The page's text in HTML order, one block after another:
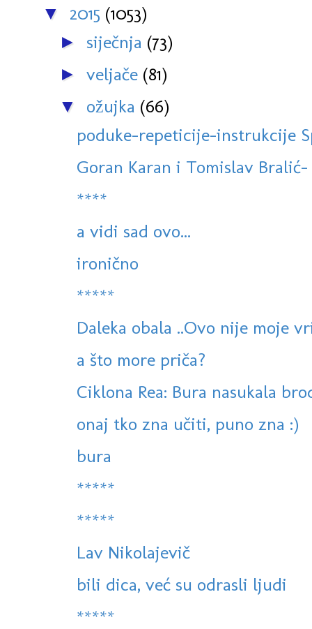
▼ 2015 (1053)
► siječnja (73)
► veljače (81)
▼ ožujka (66)
poduke-repeticije-instrukcije
Goran Karan i Tomislav
****
a vidi sad ovo...
ironično
*****
Daleka obala ..Ovo nije moje
a što more priča?
Ciklona Rea: Bura nasukala
onaj tko zna učiti, puno zna :)
bura
*****
*****
Lav Nikolajevič
bili dica, već su odrasli ljudi
*****